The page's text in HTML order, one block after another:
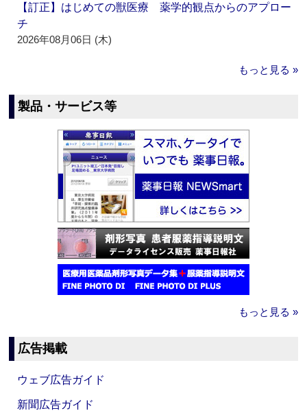
【訂正】はじめての獣医療 薬学的観点からのアプロー
チ
2026年08月06日 (木)
もっと見る »
製品・サービス等
もっと見る »
広告掲載
ウェブ広告ガイド
新聞広告ガイド